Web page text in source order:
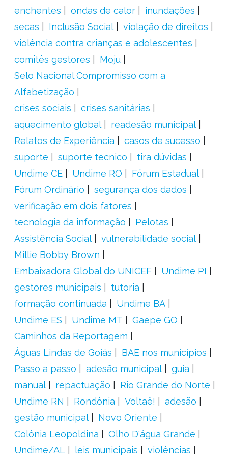
enchentes
ondas de calor
inundações
secas
Inclusão Social
violação de direitos
violência contra crianças e adolescentes
comitês gestores
Moju
Selo Nacional Compromisso com a
Alfabetização
crises sociais
crises sanitárias
aquecimento global
readesão municipal
Relatos de Experiência
casos de sucesso
suporte
suporte tecnico
tira dúvidas
Undime CE
Undime RO
Fórum Estadual
Fórum Ordinário
segurança dos dados
verificação em dois fatores
tecnologia da informação
Pelotas
Assistência Social
vulnerabilidade social
Millie Bobby Brown
Embaixadora Global do UNICEF
Undime PI
gestores municipais
tutoria
formação continuada
Undime BA
Undime ES
Undime MT
Gaepe GO
Caminhos da Reportagem
Águas Lindas de Goiás
BAE nos municípios
Passo a passo
adesão municipal
guia
manual
repactuação
Rio Grande do Norte
Undime RN
Rondônia Voltaê!
adesão
gestão municipal
Novo Oriente
Colônia Leopoldina
Olho D'água Grande
Undime/AL
leis municipais
violências